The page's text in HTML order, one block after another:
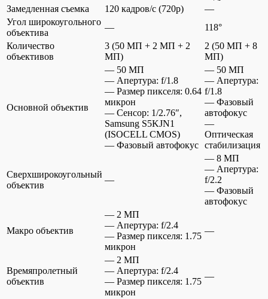
Замедленная съемка
120 кадров/c (720p)
—
Угол широкоугольного
объектива
—
118°
Количество
объективов
3 (50 МП + 2 МП + 2
МП)
2 (50 МП + 8
МП)
Основной объектив
— 50 МП
— Апертура: f/1.8
— Размер пикселя: 0.64
микрон
— Сенсор: 1/2.76″,
Samsung S5KJN1
(ISOCELL CMOS)
— Фазовый автофокус
— 50 МП
— Апертура:
f/1.8
— Фазовый
автофокус
—
Оптическая
стабилизация
Сверхширокоугольный
объектив
—
— 8 МП
— Апертура:
f/2.2
— Фазовый
автофокус
Макро объектив
— 2 МП
— Апертура: f/2.4
— Размер пикселя: 1.75
микрон
—
Времяпролетный
объектив
— 2 МП
— Апертура: f/2.4
— Размер пикселя: 1.75
микрон
—